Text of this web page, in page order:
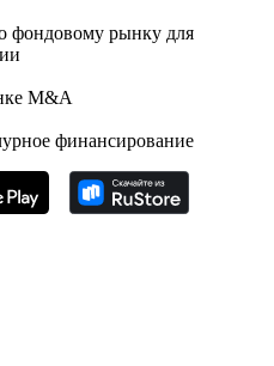
фондовому рынку для
M&A
финансирование